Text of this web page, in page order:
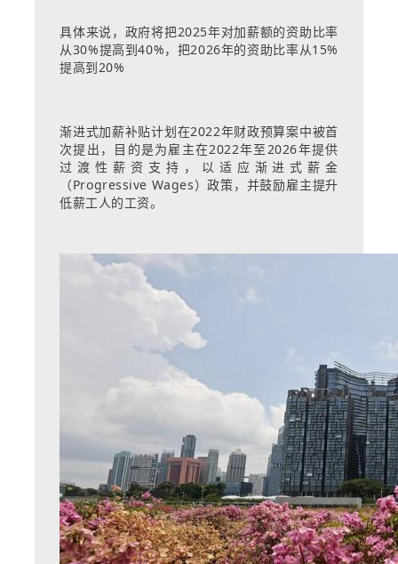
具体来说，政府将把2025年对加薪额的资助比率
从30%提高到40%，把2026年的资助比率从15%
提高到20%
渐进式加薪补贴计划在2022年财政预算案中被首
次提出，目的是为雇主在2022年至2026年提供
过渡性薪资支持，以适应渐进式薪金
（Progressive Wages）政策，并鼓励雇主提升
低薪工人的工资。